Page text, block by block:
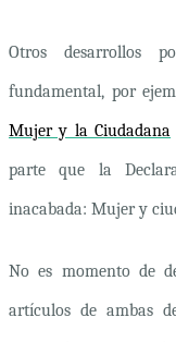
Otros desarrollos
fundamental, por
Mujer y la Ciudadana
parte que la
inacabada: Mujer y
No es momento de
artículos de ambas